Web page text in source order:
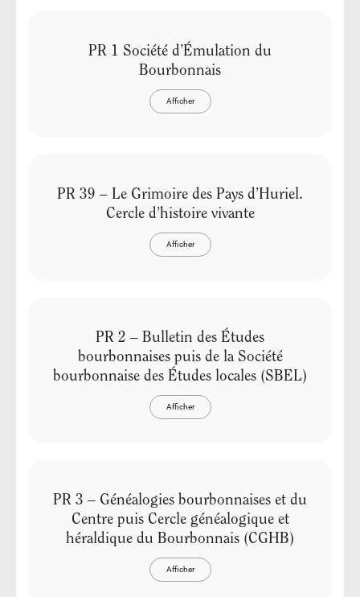
PR 1 Société d’Émulation du
Bourbonnais
Afficher
PR 39 – Le Grimoire des Pays d’Huriel.
Cercle d’histoire vivante
Afficher
PR 2 – Bulletin des Études
bourbonnaises puis de la Société
bourbonnaise des Études locales (SBEL)
Afficher
PR 3 – Généalogies bourbonnaises et du
Centre puis Cercle généalogique et
héraldique du Bourbonnais (CGHB)
Afficher